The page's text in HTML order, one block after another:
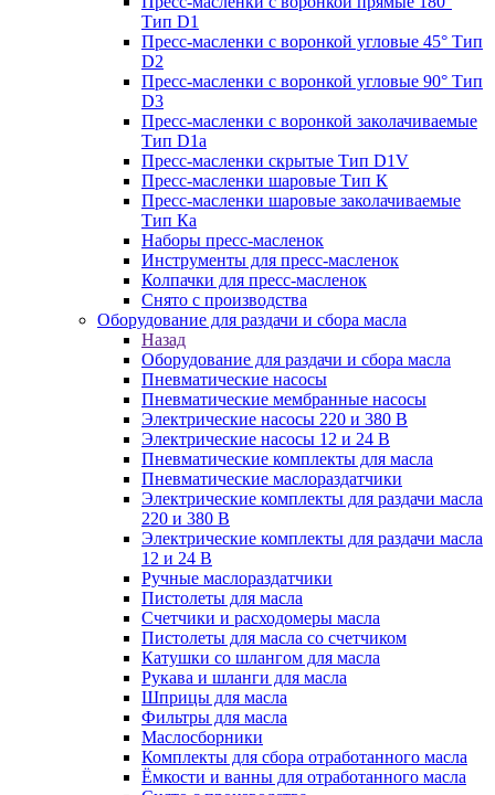
Тип D1
Пресс-масленки с воронкой угловые 45° Тип
D2
Пресс-масленки с воронкой угловые 90° Тип
D3
Пресс-масленки с воронкой заколачиваемые
Тип D1a
Пресс-масленки скрытые Тип D1V
Пресс-масленки шаровые Тип К
Пресс-масленки шаровые заколачиваемые
Тип Кa
Наборы пресс-масленок
Инструменты для пресс-масленок
Колпачки для пресс-масленок
Снято с производства
Оборудование для раздачи и сбора масла
Назад
Оборудование для раздачи и сбора масла
Пневматические насосы
Пневматические мембранные насосы
Электрические насосы 220 и 380 В
Электрические насосы 12 и 24 В
Пневматические комплекты для масла
Пневматические маслораздатчики
Электрические комплекты для раздачи масла
220 и 380 В
Электрические комплекты для раздачи масла
12 и 24 В
Ручные маслораздатчики
Пистолеты для масла
Счетчики и расходомеры масла
Пистолеты для масла со счетчиком
Катушки со шлангом для масла
Рукава и шланги для масла
Шприцы для масла
Фильтры для масла
Маслосборники
Комплекты для сбора отработанного масла
Ёмкости и ванны для отработанного масла